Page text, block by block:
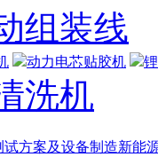
组装线
动力电芯贴胶机
洗机
试方案及设备制造新能